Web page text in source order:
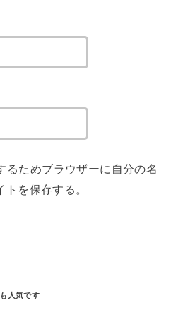
るためブラウザーに自分の名
を保存する。